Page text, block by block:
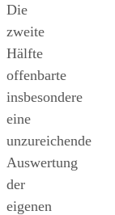
Die
zweite
Hälfte
offenbarte
insbesondere
eine
unzureichende
Auswertung
der
eigenen